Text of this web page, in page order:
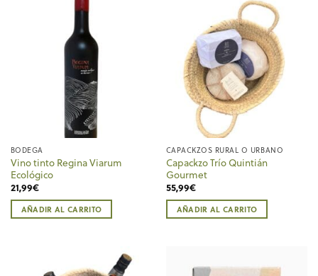
BODEGA
Vino tinto Regina Viarum
Ecológico
21,99€
AÑADIR AL CARRITO
CAPACKZOS RURAL O URBANO
Capackzo Trío Quintián
Gourmet
55,99€
AÑADIR AL CARRITO